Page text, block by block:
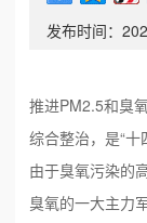
发布时间：
推进PM2.5和臭
综合整治，是“十
由于臭氧污染的
臭氧的一大主力